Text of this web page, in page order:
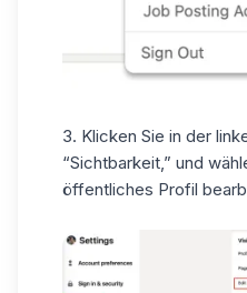
3. Klicken Sie in der
“Sichtbarkeit,” und
öffentliches Profil